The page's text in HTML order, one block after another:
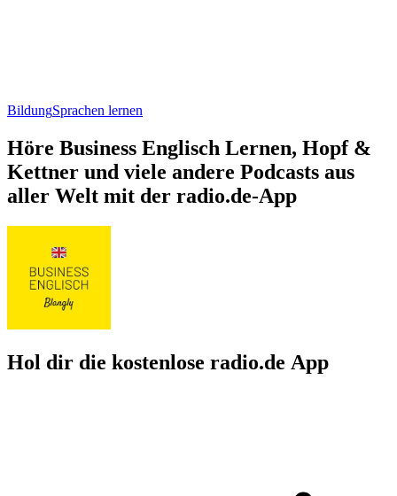
BildungSprachen lernen
Höre Business Englisch Lernen, Hopf &
Kettner und viele andere Podcasts aus
aller Welt mit der radio.de-App
Hol dir die kostenlose radio.de App